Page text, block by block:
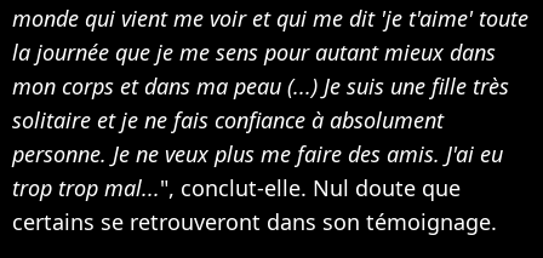
monde qui vient me voir et qui me dit 'je t'aime' toute
la journée que je me sens pour autant mieux dans
mon corps et dans ma peau (...) Je suis une fille très
solitaire et je ne fais confiance à absolument
personne. Je ne veux plus me faire des amis. J'ai eu
trop trop mal...", conclut-elle. Nul doute que
certains se retrouveront dans son témoignage.